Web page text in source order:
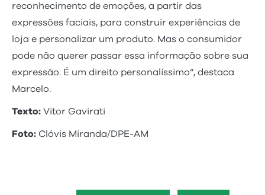
reconhecimento de emoções, a partir das
expressões faciais, para construir experiências de
loja e personalizar um produto. Mas o consumidor
pode não querer passar essa informação sobre sua
expressão. É um direito personalíssimo”, destaca
Marcelo.
Texto: Vitor Gavirati
Foto: Clóvis Miranda/DPE-AM